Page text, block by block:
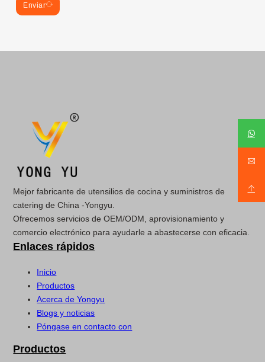
Enviar
Mejor fabricante de utensilios de cocina y suministros de
catering de China -Yongyu.
Ofrecemos servicios de OEM/ODM, aprovisionamiento y
comercio electrónico para ayudarle a abastecerse con eficacia.
Enlaces rápidos
Inicio
Productos
Acerca de Yongyu
Blogs y noticias
Póngase en contacto con
Productos